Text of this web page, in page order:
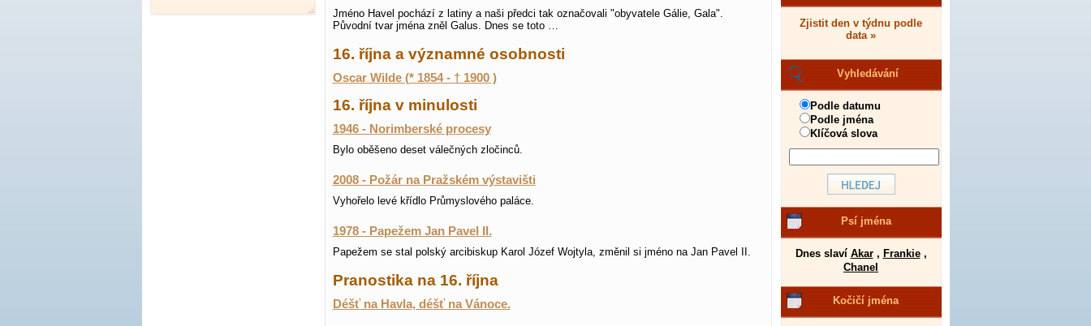
Jméno Havel pochází z latiny a naši předci tak označovali "obyvatele Gálie, Gala".
Původní tvar jména zněl Galus. Dnes se toto …
16. října a významné osobnosti
Oscar Wilde (* 1854 - † 1900 )
16. října v minulosti
1946 - Norimberské procesy
Bylo oběšeno deset válečných zločinců.
2008 - Požár na Pražském výstavišti
Vyhořelo levé křídlo Průmyslového paláce.
1978 - Papežem Jan Pavel II.
Papežem se stal polský arcibiskup Karol Józef Wojtyla, změnil si jméno na Jan Pavel II.
Pranostika na 16. října
Déšť na Havla, déšť na Vánoce.
Zjistit den v týdnu podle
data »
Vyhledávání
Podle datumu
Podle jména
Klíčová slova
Psí jména
Dnes slaví Akar, Frankie,
Chanel
Kočičí jména